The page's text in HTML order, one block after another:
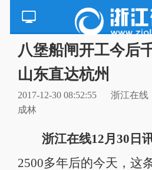
八堡船闸开工今后
山东直达杭州
2017-12-30 08:52:55 浙江在线
成林
浙江在线12月30日
2500多年后的今天，这